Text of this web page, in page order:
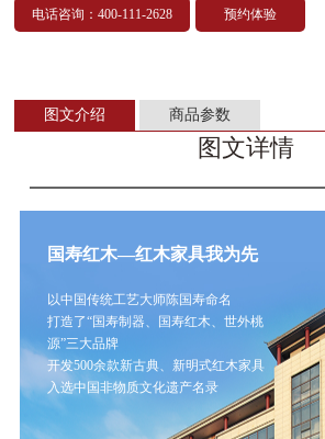
电话咨询：400-111-2628 预约体验
图文介绍 商品参数
图文详情
国寿红木—红木家具我为先
以中国传统工艺大师陈国寿命名
打造了“国寿制器、国寿红木、世外桃
源”三大品牌
开发500余款新古典、新明式红木家具
入选中国非物质文化遗产名录